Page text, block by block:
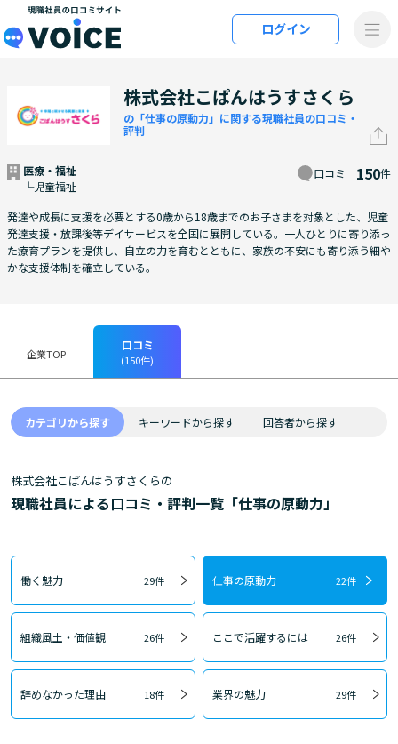
メインコンテンツにスキップ
ログイン
株式会社こぱんはうすさくら
の「仕事の原動力」に関する現職社員の口コミ・
評判
医療・福祉
└児童福祉
口コミ 150件
発達や成長に支援を必要とする0歳から18歳までのお子さまを対象とした、児童
発達支援・放課後等デイサービスを全国に展開している。一人ひとりに寄り添っ
た療育プランを提供し、自立の力を育むとともに、家族の不安にも寄り添う細や
かな支援体制を確立している。
企業TOP
口コミ
(150件)
カテゴリから探す キーワードから探す 回答者から探す
株式会社こぱんはうすさくらの
現職社員による口コミ・評判一覧「仕事の原動力」
働く魅力 29件 仕事の原動力 22件
組織風土・価値観 26件 ここで活躍するには 26件
辞めなかった理由 18件 業界の魅力 29件